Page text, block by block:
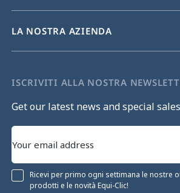
LA NOSTRA AZIENDA
ISCRIVITI ALLA NOSTRA
Get our latest news and special sales
Ricevi per primo ogni settimana le nostre
prodotti e le novità Equi-Clic!